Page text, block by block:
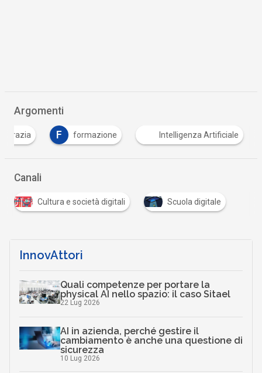
Argomenti
F formazione Intelligenza Artificiale
Canali
Cultura e società digitali Scuola digitale
InnovAttori
Quali competenze per portare la
physical AI nello spazio: il caso Sitael
22 Lug 2026
AI in azienda, perché gestire il
cambiamento è anche una questione di
sicurezza
10 Lug 2026